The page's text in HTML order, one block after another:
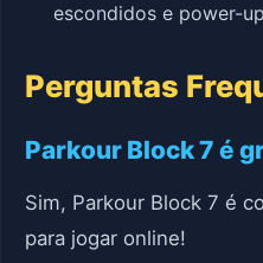
escondidos e power-
Perguntas
Parkour Block 7 é
Sim, Parkour Block 7 é
para jogar online!